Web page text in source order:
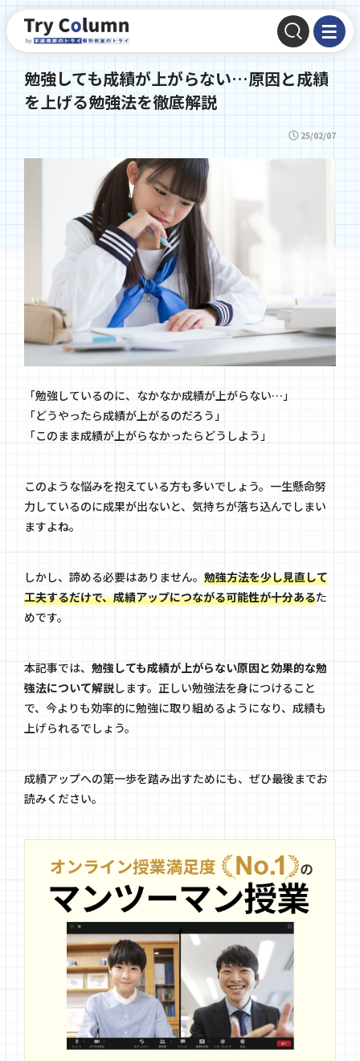
勉強しても成績が上がらない…原因と成績
を上げる勉強法を徹底解説
25/02/07
「勉強しているのに、なかなか成績が上がらない…」
「どうやったら成績が上がるのだろう」
「このまま成績が上がらなかったらどうしよう」
このような悩みを抱えている方も多いでしょう。一生懸命努
力しているのに成果が出ないと、気持ちが落ち込んでしまい
ますよね。
しかし、諦める必要はありません。 勉強方法を少し見直して
工夫するだけで、成績アップにつながる可能性が十分あるた
めです。
本記事では、 勉強しても成績が上がらない原因と効果的な勉
強法について解説します。正しい勉強法を身につけること
で、今よりも効率的に勉強に取り組めるようになり、成績も
上げられるでしょう。
成績アップへの第一歩を踏み出すためにも、ぜひ最後までお
読みください。